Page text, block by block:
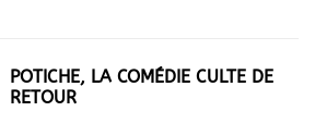
POTICHE, LA COMÉDIE CULTE DE
RETOUR